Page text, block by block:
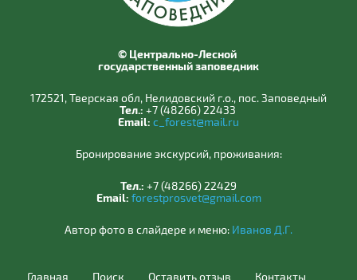
© Центрально-Лесной
государственный заповедник
172521, Тверская обл, Нелидовский г.о., пос. Заповедный
Тел.: +7 (48266) 22433
Email: c_forest@mail.ru
Бронирование экскурсий, проживания:
Тел.: +7 (48266) 22429
Email: forestprosvet@gmail.com
Автор фото в слайдере и меню: Иванов Д.Г.
Главная Поиск Оставить отзыв Контакты